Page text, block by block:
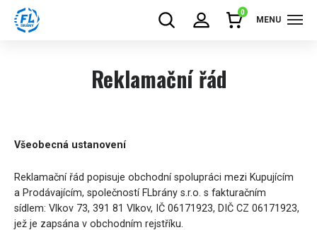
0
MENU
Reklamační řád
Všeobecná ustanovení
Reklamační řád popisuje obchodní spolupráci mezi Kupujícím
a Prodávajícím, společností FLbrány s.r.o. s fakturačním
sídlem: Vlkov 73, 391 81 Vlkov, IČ 06171923, DIČ CZ 06171923,
jež je zapsána v obchodním rejstříku.